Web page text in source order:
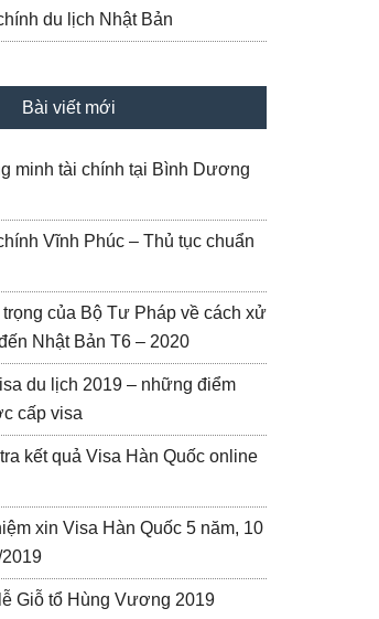
du lịch Nhật Bản
Bài viết mới
minh tài chính tại Bình Dương
Vĩnh Phúc – Thủ tục chuẩn
của Bộ Tư Pháp về cách xử
Nhật Bản T6 – 2020
du lịch 2019 – những điểm
cấp visa
kết quả Visa Hàn Quốc online
xin Visa Hàn Quốc 5 năm, 10
Giỗ tổ Hùng Vương 2019